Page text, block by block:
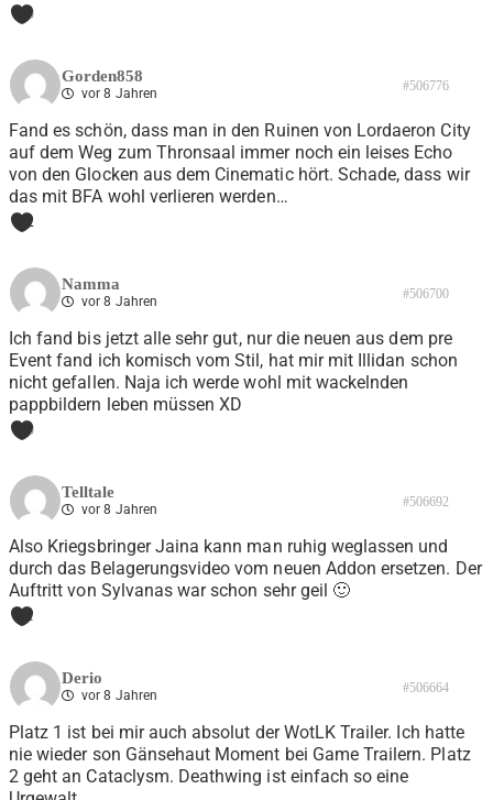
0
Gorden858
vor 8 Jahren #506776
Fand es schön, dass man in den Ruinen von Lordaeron City
auf dem Weg zum Thronsaal immer noch ein leises Echo
von den Glocken aus dem Cinematic hört. Schade, dass wir
das mit BFA wohl verlieren werden…
2
Namma
vor 8 Jahren #506700
Ich fand bis jetzt alle sehr gut, nur die neuen aus dem pre
Event fand ich komisch vom Stil, hat mir mit Illidan schon
nicht gefallen. Naja ich werde wohl mit wackelnden
pappbildern leben müssen XD
0
Telltale
vor 8 Jahren #506692
Also Kriegsbringer Jaina kann man ruhig weglassen und
durch das Belagerungsvideo vom neuen Addon ersetzen. Der
Auftritt von Sylvanas war schon sehr geil 🙂
1
Derio
vor 8 Jahren #506664
Platz 1 ist bei mir auch absolut der WotLK Trailer. Ich hatte
nie wieder son Gänsehaut Moment bei Game Trailern. Platz
2 geht an Cataclysm. Deathwing ist einfach so eine